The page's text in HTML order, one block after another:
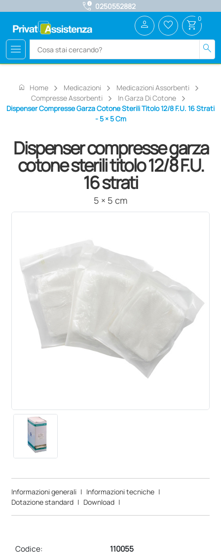
call_quality 0250552882
menu search
person favorite_border shopping_cart 0
home Home Medicazioni
Medicazioni Assorbenti
Compresse Assorbenti
In Garza Di Cotone
Dispenser Compresse Garza Cotone Sterili Titolo 12/8 F.U. 16 Strati
- 5 × 5 Cm
Dispenser compresse garza
cotone sterili titolo 12/8 F.U.
16 strati
5 × 5 cm
Informazioni generali | Informazioni tecniche |
Dotazione standard | Download |
Codice:
110055